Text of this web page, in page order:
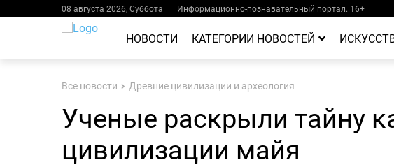
08 августа 2026, Суббота Информационно-познавательный портал. 16+
НОВОСТИ КАТЕГОРИИ НОВОСТЕЙ
Все новости Древние цивилизации и археология
Ученые раскрыли тайну
цивилизации майя